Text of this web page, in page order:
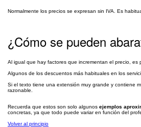
Normalmente los precios se expresan sin IVA. Es
¿Cómo se pueden
Al igual que hay factores que incrementan el precio,
Algunos de los descuentos más habituales en los
Si el texto tiene una extensión muy grande y contiene
razonable.
Recuerda que estos son solo algunos ejemplos
concretas, ya que todo puede variar en función del
Volver al principio